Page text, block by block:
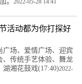
活动都为你打探好
场、爱情广场、迎宾
传统手艺体验、舞龙
湘花鼓戏(17:40)2022-